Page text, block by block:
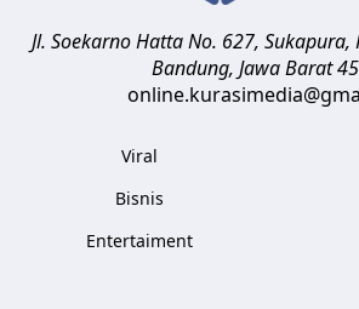
Jl. Soekarno Hatta No. 627, Sukapura,
Bandung, Jawa Barat
Viral
Bisnis
Entertaiment